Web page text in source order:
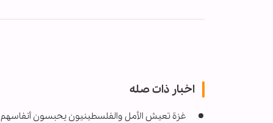
اخبار ذات صله
غزة تعيش الأمل والفلسطينيون يحبسون أنفاسهم